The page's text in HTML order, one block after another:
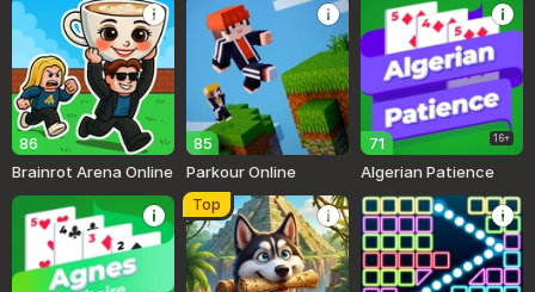
86
Brainrot Arena Online
85
Parkour Online
71 16+
Algerian Patience
Top